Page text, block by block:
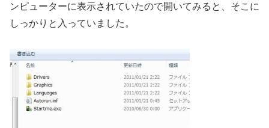
ンピューターに表示されていたので開いてみると、そこに
しっかりと入っていました。